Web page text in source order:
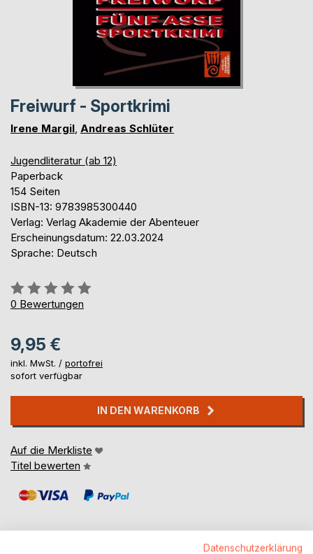
Freiwurf - Sportkrimi
Irene Margil, Andreas Schlüter
Jugendliteratur (ab 12)
Paperback
154 Seiten
ISBN-13: 9783985300440
Verlag: Verlag Akademie der Abenteuer
Erscheinungsdatum: 22.03.2024
Sprache: Deutsch
Bewertung::
0%
0 Bewertungen
9,95 €
inkl. MwSt. / portofrei
sofort verfügbar
IN DEN WARENKORB
Auf die Merkliste
Titel bewerten
Datenschutzerklärung